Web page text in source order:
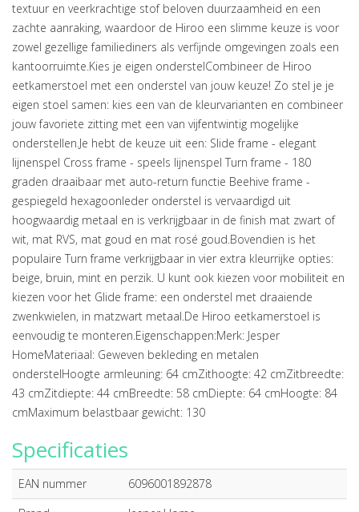
textuur en veerkrachtige stof beloven duurzaamheid en een
zachte aanraking, waardoor de Hiroo een slimme keuze is voor
zowel gezellige familiediners als verfijnde omgevingen zoals een
kantoorruimte.Kies je eigen onderstelCombineer de Hiroo
eetkamerstoel met een onderstel van jouw keuze! Zo stel je je
eigen stoel samen: kies een van de kleurvarianten en combineer
jouw favoriete zitting met een van vijfentwintig mogelijke
onderstellen.Je hebt de keuze uit een: Slide frame - elegant
lijnenspel Cross frame - speels lijnenspel Turn frame - 180
graden draaibaar met auto-return functie Beehive frame -
gespiegeld hexagoonIeder onderstel is vervaardigd uit
hoogwaardig metaal en is verkrijgbaar in de finish mat zwart of
wit, mat RVS, mat goud en mat rosé goud.Bovendien is het
populaire Turn frame verkrijgbaar in vier extra kleurrijke opties:
beige, bruin, mint en perzik. U kunt ook kiezen voor mobiliteit en
kiezen voor het Glide frame: een onderstel met draaiende
zwenkwielen, in matzwart metaal.De Hiroo eetkamerstoel is
eenvoudig te monteren.Eigenschappen:Merk: Jesper
HomeMateriaal: Geweven bekleding en metalen
onderstelHoogte armleuning: 64 cmZithoogte: 42 cmZitbreedte:
43 cmZitdiepte: 44 cmBreedte: 58 cmDiepte: 64 cmHoogte: 84
cmMaximum belastbaar gewicht: 130
Specificaties
EAN nummer
6096001892878